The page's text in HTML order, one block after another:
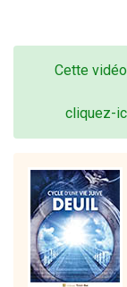
Cette
cliquez-